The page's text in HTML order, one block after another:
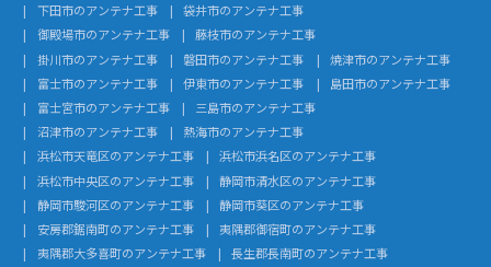
下田市のアンテナ工事
袋井市のアンテナ工事
御殿場市のアンテナ工事
藤枝市のアンテナ工事
掛川市のアンテナ工事
磐田市のアンテナ工事
焼津市のアンテナ工事
富士市のアンテナ工事
伊東市のアンテナ工事
島田市のアンテナ工事
富士宮市のアンテナ工事
三島市のアンテナ工事
沼津市のアンテナ工事
熱海市のアンテナ工事
浜松市天竜区のアンテナ工事
浜松市浜名区のアンテナ工事
浜松市中央区のアンテナ工事
静岡市清水区のアンテナ工事
静岡市駿河区のアンテナ工事
静岡市葵区のアンテナ工事
安房郡鋸南町のアンテナ工事
夷隅郡御宿町のアンテナ工事
夷隅郡大多喜町のアンテナ工事
長生郡長南町のアンテナ工事